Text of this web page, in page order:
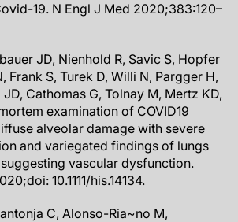
19. N Engl J Med 2020;383:120–
JD, Nienhold R, Savic S, Hopfer
Frank S, Turek D, Willi N, Pargger H,
Cathomas G, Tolnay M, Mertz KD,
examination of COVID19
alveolar damage with severe
and variegated findings of lungs
vascular dysfunction.
10.1111/his.14134.
C, Alonso-Ria~no M,